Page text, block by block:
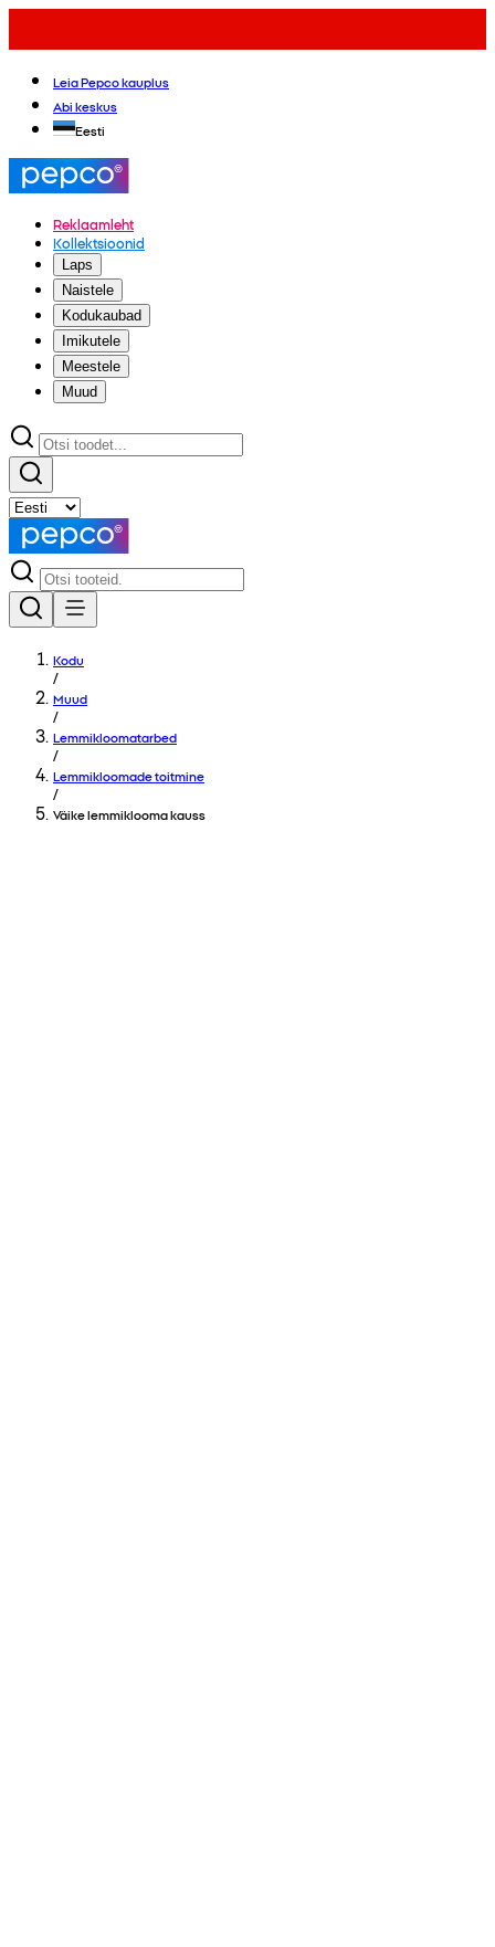
Leia Pepco kauplus
Abi keskus
Eesti
Reklaamleht
Kollektsioonid
Laps
Naistele
Kodukaubad
Imikutele
Meestele
Muud
Kodu
/
Muud
/
Lemmikloomatarbed
/
Lemmikloomade toitmine
/
Väike lemmiklooma kauss